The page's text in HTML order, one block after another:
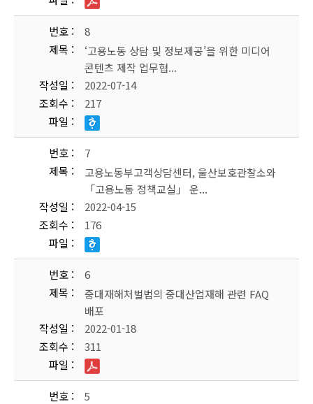
번호
8
제목
‘고용노동 상담 및 정보제공’을 위한 미디어
콘텐츠 제작 업무협...
작성일
2022-07-14
조회수
217
파일
번호
7
제목
고용노동부고객상담센터, 울산보호관찰소와
「고용노동 정책교실」 운...
작성일
2022-04-15
조회수
176
파일
번호
6
제목
중대재해처벌법의 중대산업재해 관련 FAQ
배포
작성일
2022-01-18
조회수
311
파일
번호
5